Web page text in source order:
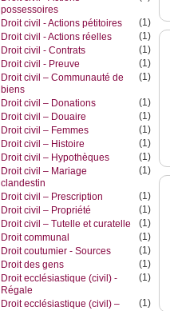
possessoires
Droit civil - Actions pétitoires
(1)
Droit civil - Actions réelles
(1)
Droit civil - Contrats
(1)
Droit civil - Preuve
(1)
Droit civil – Communauté de
biens
(1)
Droit civil – Donations
(1)
Droit civil – Douaire
(1)
Droit civil – Femmes
(1)
Droit civil – Histoire
(1)
Droit civil – Hypothèques
(1)
Droit civil – Mariage
clandestin
(1)
Droit civil – Prescription
(1)
Droit civil – Propriété
(1)
Droit civil – Tutelle et curatelle
(1)
Droit communal
(1)
Droit coutumier - Sources
(1)
Droit des gens
(1)
Droit ecclésiastique (civil) -
Régale
(1)
Droit ecclésiastique (civil) –
(1)